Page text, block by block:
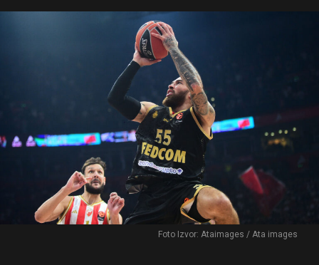
Foto Izvor: Ataimages / Ata images